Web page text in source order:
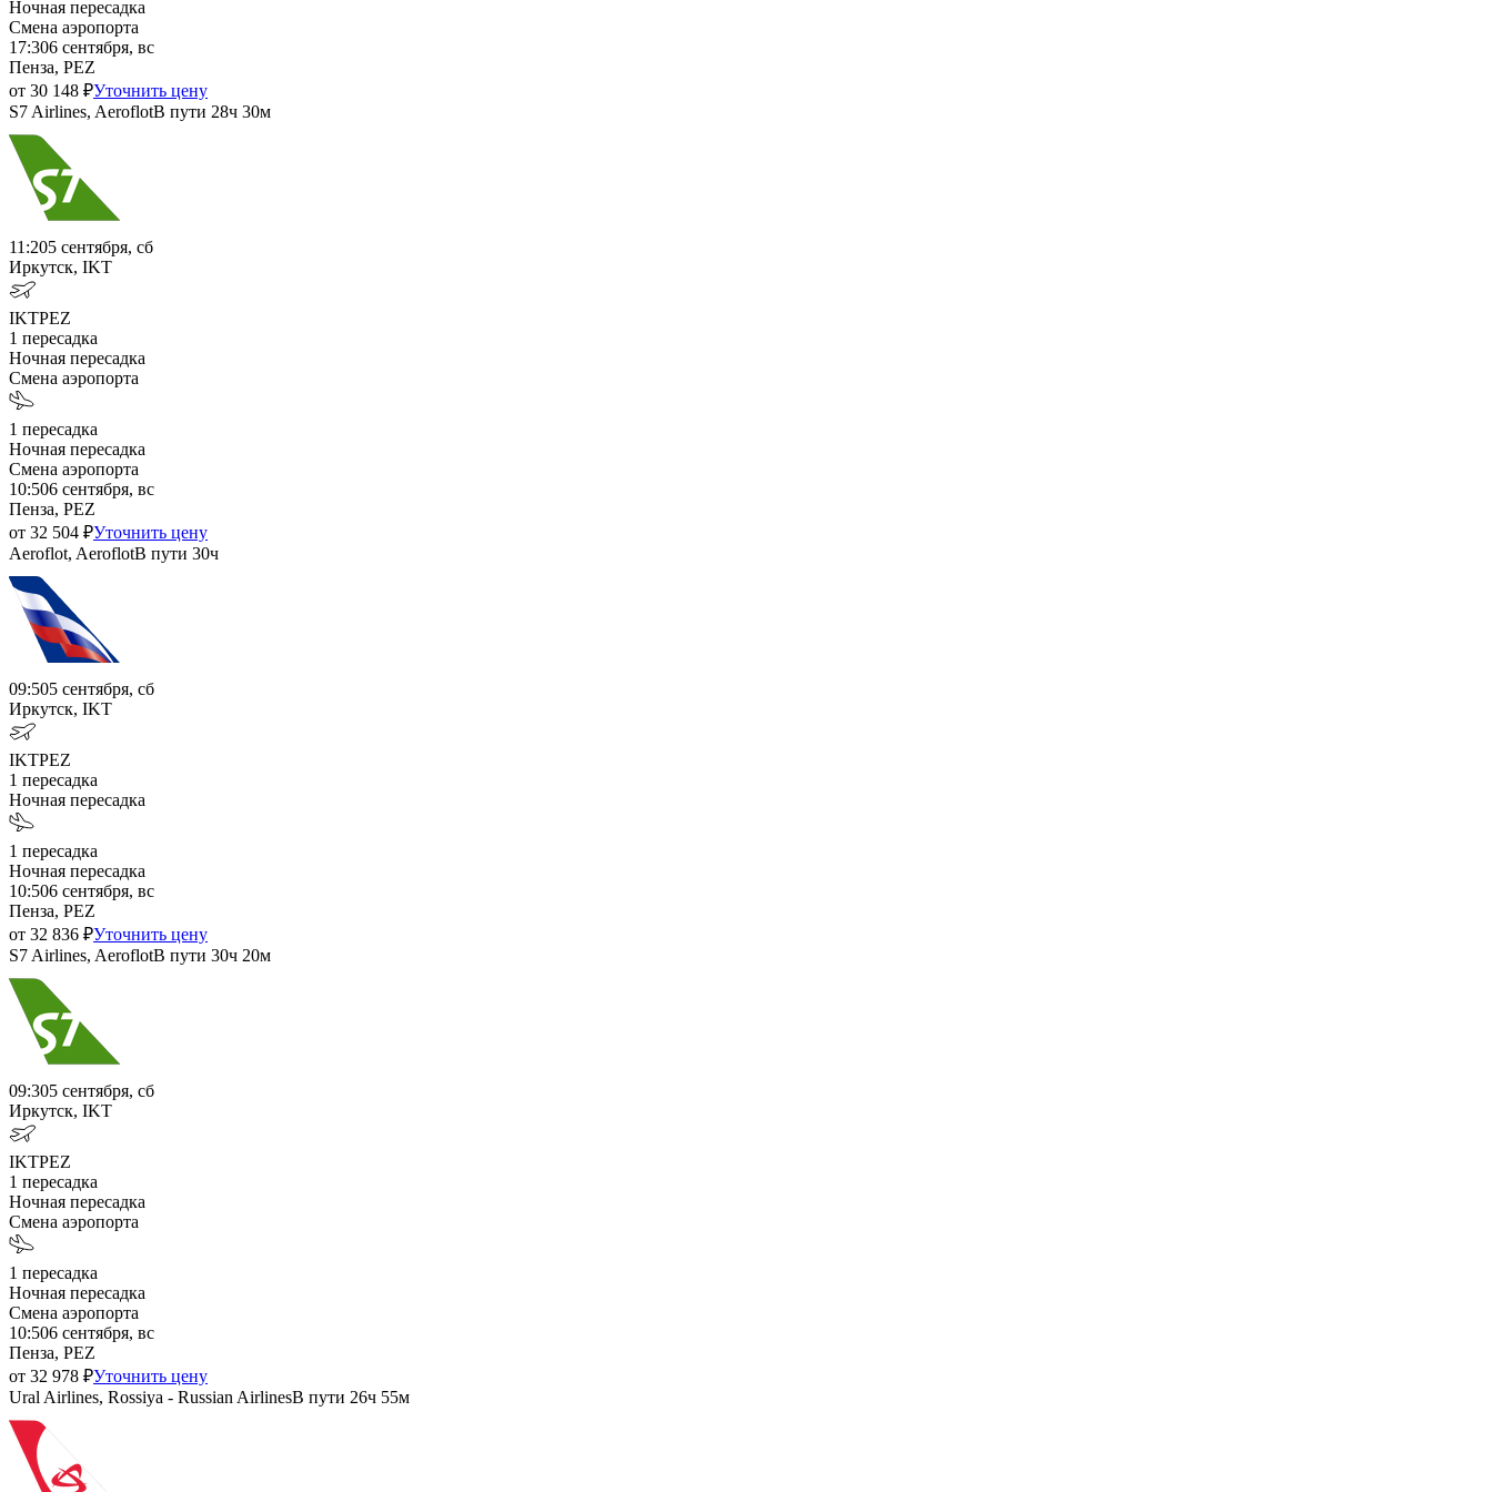
Ночная пересадка
Смена аэропорта
17:306 сентября, вс
Пенза, PEZ
от 30 148 ₽Уточнить цену
S7 Airlines, AeroflotВ пути 28ч 30м
11:205 сентября, сб
Иркутск, IKT
IKTPEZ
1 пересадка
Ночная пересадка
Смена аэропорта
1 пересадка
Ночная пересадка
Смена аэропорта
10:506 сентября, вс
Пенза, PEZ
от 32 504 ₽Уточнить цену
Aeroflot, AeroflotВ пути 30ч
09:505 сентября, сб
Иркутск, IKT
IKTPEZ
1 пересадка
Ночная пересадка
1 пересадка
Ночная пересадка
10:506 сентября, вс
Пенза, PEZ
от 32 836 ₽Уточнить цену
S7 Airlines, AeroflotВ пути 30ч 20м
09:305 сентября, сб
Иркутск, IKT
IKTPEZ
1 пересадка
Ночная пересадка
Смена аэропорта
1 пересадка
Ночная пересадка
Смена аэропорта
10:506 сентября, вс
Пенза, PEZ
от 32 978 ₽Уточнить цену
Ural Airlines, Rossiya - Russian AirlinesВ пути 26ч 55м